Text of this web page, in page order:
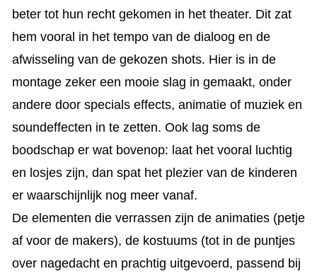
beter tot hun recht gekomen in het theater. Dit zat
hem vooral in het tempo van de dialoog en de
afwisseling van de gekozen shots. Hier is in de
montage zeker een mooie slag in gemaakt, onder
andere door specials effects, animatie of muziek en
soundeffecten in te zetten. Ook lag soms de
boodschap er wat bovenop: laat het vooral luchtig
en losjes zijn, dan spat het plezier van de kinderen
er waarschijnlijk nog meer vanaf.
De elementen die verrassen zijn de animaties (petje
af voor de makers), de kostuums (tot in de puntjes
over nagedacht en prachtig uitgevoerd, passend bij